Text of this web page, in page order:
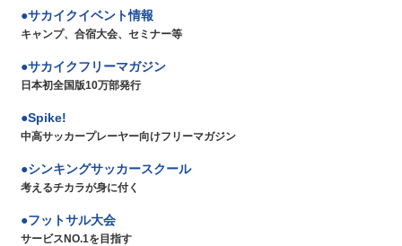
サカイクイベント情報
キャンプ、合宿大会、セミナー等
サカイクフリーマガジン
日本初全国版10万部発行
Spike!
中高サッカープレーヤー向けフリーマガジン
シンキングサッカースクール
考えるチカラが身に付く
フットサル大会
サービスNO.1を目指す